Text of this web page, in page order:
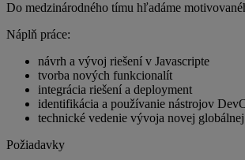
Do medzinárodného tímu hľadáme
Náplň práce:
návrh a vývoj riešení v Javascripte
tvorba nových funkcionalít
integrácia riešení a deployment
identifikácia a používanie nástrojov
technické vedenie vývoja novej
Požiadavky